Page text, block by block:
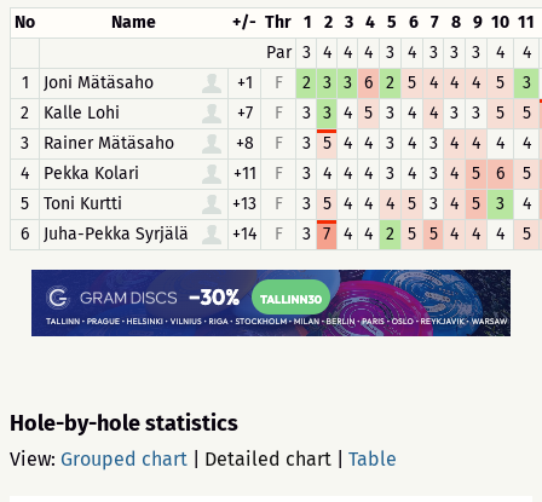
No Name +/- Thr 1 2 3 4 5 6 7 8 9 10 11
Par 3 4 4 4 3 4 3 3 3 4
4
1
Joni Mätäsaho +1 F 2 3 3 6 2 5 4 4 4 5
3
2
Kalle Lohi +7 F 3 3 4 5 3 4 4 3 3 5
5
3
Rainer Mätäsaho +8 F 3 5 4 4 3 4 3 4 4 4
4
4
Pekka Kolari +11 F 3 4 4 4 3 4 3 4 5 6
5
5
Toni Kurtti +13 F 3 5 4 4 4 5 3 4 5 3
4
6
Juha-Pekka Syrjälä +14 F 3 7 4 4 2 5 5 4 4 4 5
Hole-by-hole statistics
View: Grouped chart Detailed chart Table